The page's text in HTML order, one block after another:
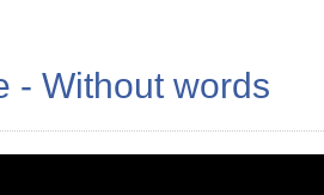
- Without words